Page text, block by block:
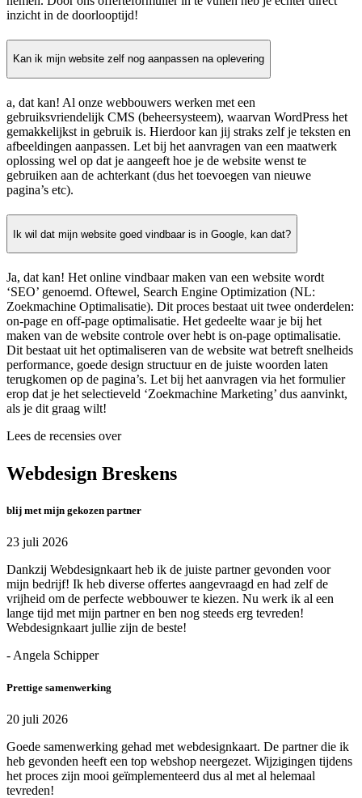
inzicht in de doorlooptijd!
Kan ik mijn website zelf nog aanpassen na oplevering
a, dat kan! Al onze webbouwers werken met een
gebruiksvriendelijk CMS (beheersysteem), waarvan WordPress het
gemakkelijkst in gebruik is. Hierdoor kan jij straks zelf je teksten en
afbeeldingen aanpassen. Let bij het aanvragen van een maatwerk
oplossing wel op dat je aangeeft hoe je de website wenst te
gebruiken aan de achterkant (dus het toevoegen van nieuwe
pagina’s etc).
Ik wil dat mijn website goed vindbaar is in Google, kan dat?
Ja, dat kan! Het online vindbaar maken van een website wordt
‘SEO’ genoemd. Oftewel, Search Engine Optimization (NL:
Zoekmachine Optimalisatie). Dit proces bestaat uit twee onderdelen:
on-page en off-page optimalisatie. Het gedeelte waar je bij het
maken van de website controle over hebt is on-page optimalisatie.
Dit bestaat uit het optimaliseren van de website wat betreft snelheids
performance, goede design structuur en de juiste woorden laten
terugkomen op de pagina’s. Let bij het aanvragen via het formulier
erop dat je het selectieveld ‘Zoekmachine Marketing’ dus aanvinkt,
als je dit graag wilt!
Lees de recensies over
Webdesign Breskens
blij met mijn gekozen partner
23 juli 2026
Dankzij Webdesignkaart heb ik de juiste partner gevonden voor
mijn bedrijf! Ik heb diverse offertes aangevraagd en had zelf de
vrijheid om de perfecte webbouwer te kiezen. Nu werk ik al een
lange tijd met mijn partner en ben nog steeds erg tevreden!
Webdesignkaart jullie zijn de beste!
- Angela Schipper
Prettige samenwerking
20 juli 2026
Goede samenwerking gehad met webdesignkaart. De partner die ik
heb gevonden heeft een top webshop neergezet. Wijzigingen tijdens
het proces zijn mooi geïmplementeerd dus al met al helemaal
tevreden!